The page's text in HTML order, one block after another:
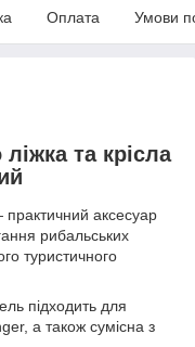
Оплата Умови
та крісла
аксесуар
рибальських
туристичного
підходить для
а також сумісна з